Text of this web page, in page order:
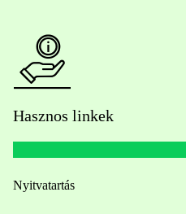
Hasznos linkek
Nyitvatartás